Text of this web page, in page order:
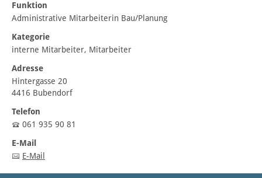
Funktion
Administrative Mitarbeiterin Bau/Planung
Kategorie
interne Mitarbeiter, Mitarbeiter
Adresse
Hintergasse 20
4416 Bubendorf
Telefon
061 935 90 81
E-Mail
E-Mail